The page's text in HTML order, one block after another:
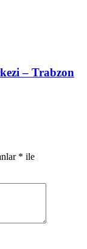
– Trabzon
* ile